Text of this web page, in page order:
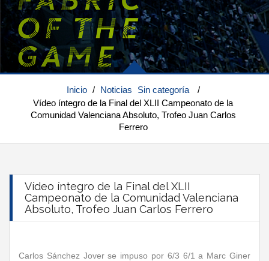
Inicio / Noticias Sin categoría
/
Vídeo íntegro de la Final del XLII Campeonato de la
Comunidad Valenciana Absoluto, Trofeo Juan Carlos
Ferrero
Vídeo íntegro de la Final del XLII
Campeonato de la Comunidad Valenciana
Absoluto, Trofeo Juan Carlos Ferrero
Carlos Sánchez Jover se impuso por 6/3 6/1 a Marc Giner